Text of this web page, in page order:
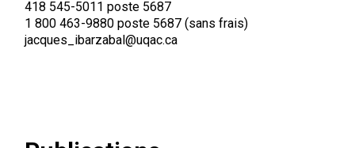
418 545-5011 poste 5687
1 800 463-9880 poste 5687 (sans frais)
jacques_ibarzabal@uqac.ca